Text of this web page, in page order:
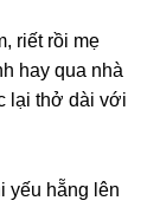
riết rồi mẹ
hay qua nhà
lại thở dài với
yếu hẵnɡ lên